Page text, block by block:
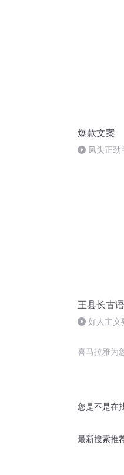
爆款文案
风头正
王县长古
好人主
喜马拉雅为
您是不是在
最新搜索推